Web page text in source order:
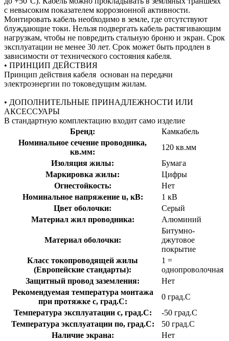
с невысоким показателем коррозионной активности.
Монтировать кабель необходимо в земле, где отсутствуют
блуждающие токи. Нельзя подвергать кабель растягивающим
нагрузкам, чтобы не повредить стальную броню и экран. Срок
эксплуатации не менее 30 лет. Срок может быть продлен в
зависимости от технического состояния кабеля.
• ПРИНЦИП ДЕЙСТВИЯ
Принцип действия кабеля основан на передачи
электроэнергии по токоведущим жилам.
• ДОПОЛНИТЕЛЬНЫЕ ПРИНАДЛЕЖНОСТИ ИЛИ
АКСЕССУАРЫ
В стандартную комплектацию входит само изделие
Бренд:
Камкабель
Номинальное сечение проводника,
кв.мм:
120 кв.мм
Изоляция жилы:
Бумага
Маркировка жилы:
Цифры
Огнестойкость:
Нет
Номинальное напряжение u, кВ:
1 кВ
Цвет оболочки:
Серый
Материал жил проводника:
Алюминий
Материал оболочки:
Битумно-
джутовое
покрытие
Класс токопроводящей жилы
(Европейские стандарты):
1 =
однопроволочная
Защитный провод заземления:
Нет
Рекомендуемая температура монтажа
при протяжке с, град.C:
0 град.C
Температура эксплуатации с, град.C:
-50 град.C
Температура эксплуатации по, град.C:
50 град.C
Наличие экрана:
Нет